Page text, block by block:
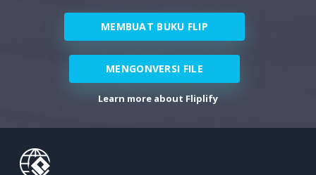
MEMBUAT BUKU FLIP
MENGONVERSI FILE
Learn more about Fliplify